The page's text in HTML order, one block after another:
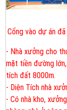
Cổng vào dự án
- Nhà xưởng cho
mặt tiền đường
tích đất 8000m.
- Diện Tích nhà
- Có nhà kho,